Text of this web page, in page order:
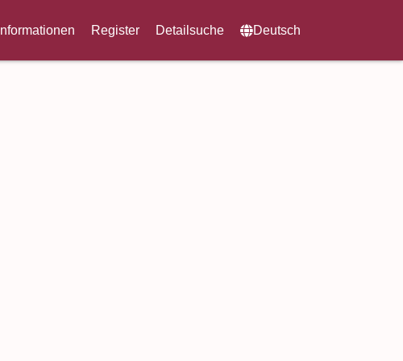
Informationen Register Detailsuche Deutsch